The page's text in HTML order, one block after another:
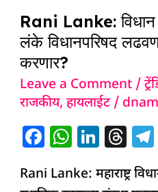
k
Rani Lanke: विधान
लंके विधानपरिषद
करणार?
Leave a Comment /
राजकीय,हायलाईट/
F
c
W
at
Li
k
T
h
re
Rani Lanke: महाराष्ट्र
विधान
परिषदेचे
बिगुल!
राणी
लंके
विधानपरिषद
लढवणार;
अर्ज